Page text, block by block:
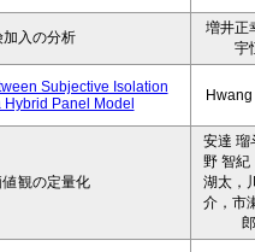
入の分析
増井正
宇
Subjective Isolation
Panel Model
観の定量化
安達 瑠
野 智紀
湖太，
介，市
郎